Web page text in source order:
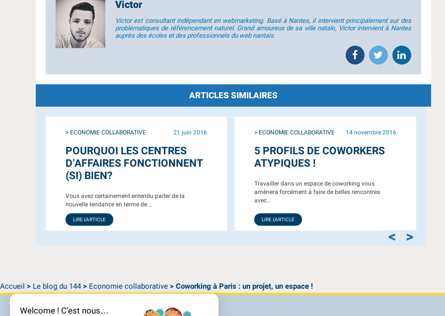
Victor
Victor est consultant indépendant en webmarketing. Basé à Nantes, il intervient principalement sur des
problématiques de référencement naturel. Grand amoureux de sa ville natale, Victor intervient à Nantes
auprès des écoles et des professionnels du web nantais.
ARTICLES SIMILAIRES
> ECONOMIE COLLABORATIVE 21 juin 2016
POURQUOI LES CENTRES
D’AFFAIRES FONCTIONNENT
(SI) BIEN?
Vous avez certainement entendu parler de la
nouvelle tendance en terme de...
LIRE L'ARTICLE
> ECONOMIE COLLABORATIVE 14 novembre 2016
5 PROFILS DE COWORKERS
ATYPIQUES !
Travailler dans un espace de coworking vous
amènera forcément à faire de belles rencontres
avec...
LIRE L'ARTICLE
< >
Accueil > Le blog du 144 > Economie collaborative > Coworking à Paris : un projet, un espace !
Welcome ! C’est nous…